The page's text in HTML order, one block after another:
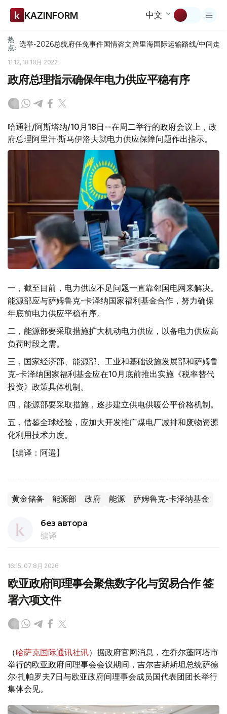
KAZINFORM 中文
热
点: 选举-2026总统府任免事件国情咨文跨里海国际运输路线/中间走廊
11:12, 18 10月 2022
政府总理指示确保年电力供应平稳有序
哈通社/阿斯塔纳/10月18日--在周二举行的政府会议上，政
府总理阿里汗·斯马伊洛夫就电力供应保障问题作出指示。
一，截至目前，电力供应不足问题一直靠邻国电网来解决。
能源部应与萨姆鲁克-卡泽纳国家福利基金合作，努力确保
年底前电力供应平稳有序。
二，能源部要采取措施扩大机动电力供应，以备电力供应高
负荷时段之需。
三，国家经济部、能源部、工业和基础设施发展部和萨姆鲁
克-卡泽纳国家福利基金应在10月底前推出实施《税率替代
投资》政策具体机制。
四，能源部要采取措施，逐步建立供电供暖公平价格机制。
五，借鉴全球经验，应加大开发推广煤电厂减排和废物资源
化利用技术力度。
【编译：阿遥】
黄金储备 能源部 政府 能源 萨姆鲁克-卡泽纳基金
без автора
编译
16:15, 07 8月 2026
欧亚政府间理事会聚焦数字化与贸易合作 签
署六项文件
（哈萨克国际通讯社讯）据政府官网消息，在乔尔蓬阿塔市
举行的欧亚政府间理事会会议期间，吉尔吉斯斯坦总统萨德
尔·扎帕罗夫7日与欧亚政府间理事会成员国代表团团长举行
集体会见。